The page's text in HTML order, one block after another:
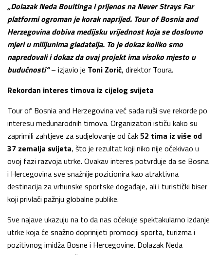
„Dolazak Neda Boultinga i prijenos na Never Strays Far
platformi ogroman je korak naprijed. Tour of Bosnia and
Herzegovina dobiva medijsku vrijednost koja se doslovno
mjeri u milijunima gledatelja. To je dokaz koliko smo
napredovali i dokaz da ovaj projekt ima visoko mjesto u
budućnosti“– izjavio je Toni Zorić, direktor Toura.
Rekordan interes timova iz cijelog svijeta
Tour of Bosnia and Herzegovina već sada ruši sve rekorde po
interesu međunarodnih timova. Organizatori ističu kako su
zaprimili zahtjeve za sudjelovanje od čak52 tima iz više od
37 zemalja svijeta, što je rezultat koji niko nije očekivao u
ovoj fazi razvoja utrke. Ovakav interes potvrđuje da se Bosna
i Hercegovina sve snažnije pozicionira kao atraktivna
destinacija za vrhunske sportske događaje, ali i turistički biser
koji privlači pažnju globalne publike.
Sve najave ukazuju na to da nas očekuje spektakularno izdanje
utrke koja će snažno doprinijeti promociji sporta, turizma i
pozitivnog imidža Bosne i Hercegovine. Dolazak Neda